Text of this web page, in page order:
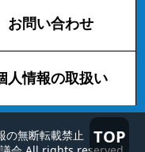
TOP
お問い合わせ
人情報の取扱い
の無断転載禁止